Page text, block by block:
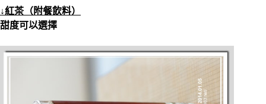
↓紅茶（附餐飲料）
甜度可以選擇